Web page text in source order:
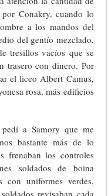
Conakry, cuando lo
a los mandos del
del gentío mezclado,
tresillos vacíos que se
trasero con dinero. Por
el liceo Albert Camus,
rosa, más edificios
a Samory que me
bastante más de lo
frenaban los controles
soldados de boina
con uniformes verdes,
revisaban cada